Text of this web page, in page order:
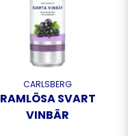
CARLSBERG
RAMLÖSA SVART
VINBÄR